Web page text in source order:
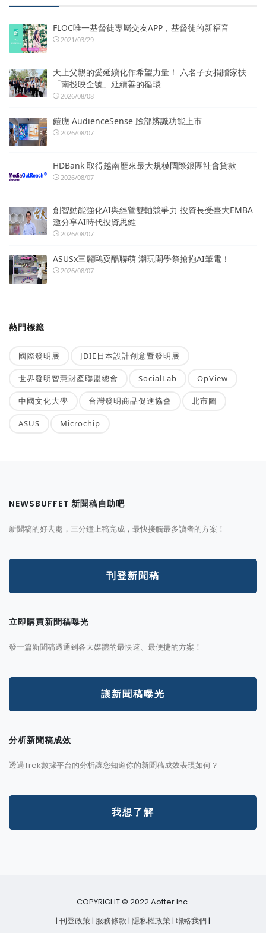
FLOC唯一基督徒專屬交友APP，基督徒的新福音
2021/03/29
天上父親的愛延續化作希望力量！ 六名子女捐贈家扶
「南投映全號」延續善的循環
2026/08/08
鎧應 AudienceSense 臉部辨識功能上市
2026/08/07
HDBank 取得越南歷來最大規模國際銀團社會貸款
2026/08/07
創智動能強化AI與經營雙軸競爭力 投資長受臺大EMBA
邀分享AI時代投資思維
2026/08/07
ASUSx三麗鷗耍酷聯萌 潮玩開學祭搶抱AI筆電！
2026/08/07
熱門標籤
國際發明展 JDIE日本設計創意暨發明展
世界發明智慧財產聯盟總會 SocialLab OpView
中國文化大學 台灣發明商品促進協會 北市圖
ASUS Microchip
NEWSBUFFET 新聞稿自助吧
新聞稿的好去處，三分鐘上稿完成，最快接觸最多讀者的方案！
刊登新聞稿
立即購買新聞稿曝光
發一篇新聞稿透通到各大媒體的最快速、最便捷的方案！
讓新聞稿曝光
分析新聞稿成效
透過Trek數據平台的分析讓您知道你的新聞稿成效表現如何？
我想了解
COPYRIGHT © 2022 Aotter Inc.
| 刊登政策| 服務條款 | 隱私權政策| 聯絡我們 |